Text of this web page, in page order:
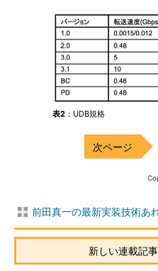
表2 ：UDB規格
前田真一の最新実装技術あ
新しい連載記